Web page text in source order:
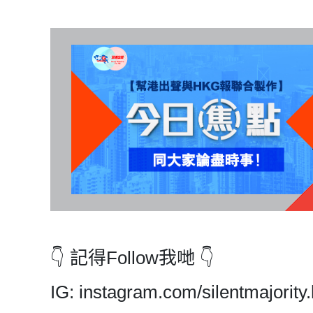
👇 記得Follow我哋 👇
IG: instagram.com/